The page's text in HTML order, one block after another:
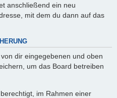
anschließend ein neu
mit dem du dann auf das
dir eingegebenen und oben
um das Board betreiben
im Rahmen einer